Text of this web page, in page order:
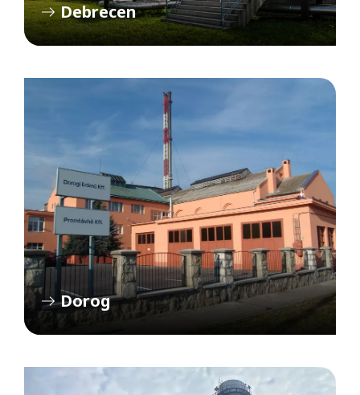
Debrecen
Dorog